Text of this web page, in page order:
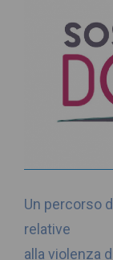
Un percorso
relative
alla violenza